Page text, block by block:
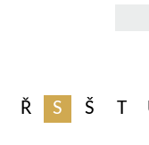
Ř S Š T